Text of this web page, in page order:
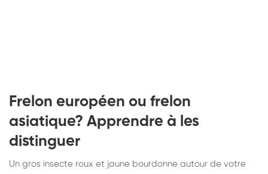
Frelon européen ou frelon
asiatique? Apprendre à les
distinguer
Un gros insecte roux et jaune bourdonne autour de votre